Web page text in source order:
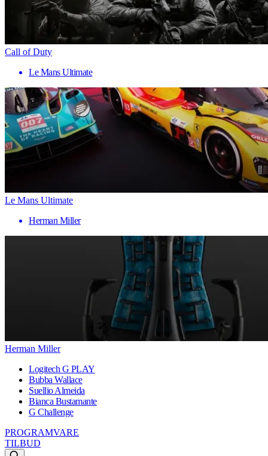
Call of Duty
Le Mans Ultimate
Le Mans Ultimate
Herman Miller
Herman Miller
Logitech G PLAY
Bubba Wallace
Suellio Almeida
Bianca Bustamante
G Challenge
PROGRAMVARE
TILBUD